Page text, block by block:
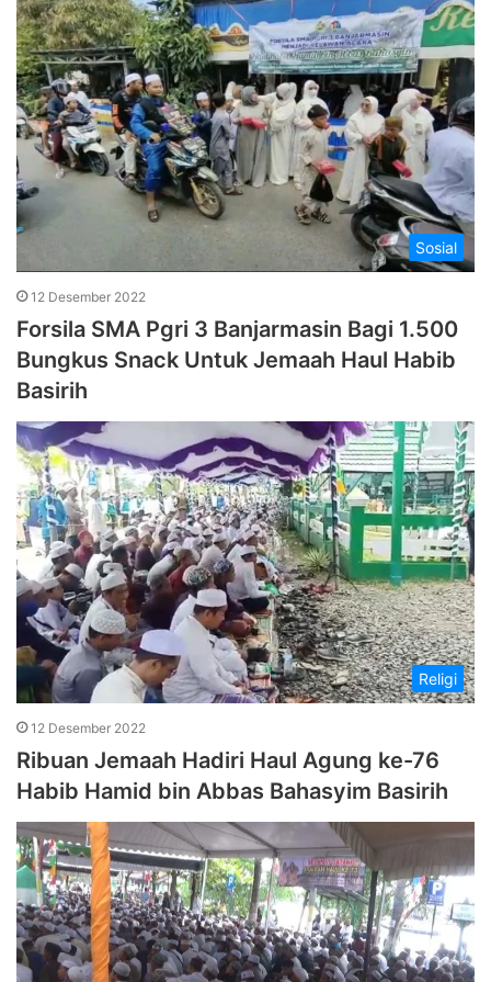
Sosial
12 Desember 2022
Forsila SMA Pgri 3 Banjarmasin Bagi 1.500
Bungkus Snack Untuk Jemaah Haul Habib
Basirih
Religi
12 Desember 2022
Ribuan Jemaah Hadiri Haul Agung ke-76
Habib Hamid bin Abbas Bahasyim Basirih